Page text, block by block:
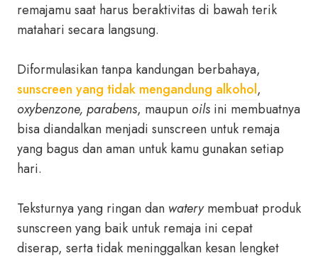
remajamu saat harus beraktivitas di bawah terik
matahari secara langsung.
Diformulasikan tanpa kandungan berbahaya,
sunscreen yang tidak mengandung alkohol,
oxybenzone, parabens, maupun oils ini membuatnya
bisa diandalkan menjadi sunscreen untuk remaja
yang bagus dan aman untuk kamu gunakan setiap
hari.
Teksturnya yang ringan dan waterymembuat produk
sunscreen yang baik untuk remaja ini cepat
diserap, serta tidak meninggalkan kesan lengket